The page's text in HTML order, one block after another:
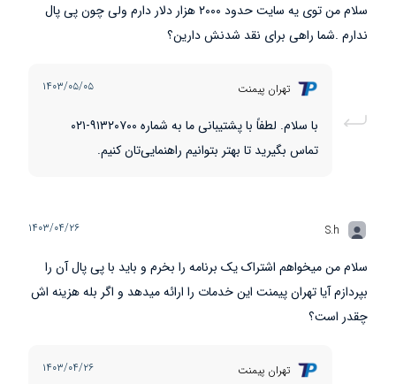
سلام من توی یه سایت حدود ۲۰۰۰ هزار دلار دارم ولی چون پی پال
ندارم .شما راهی برای نقد شدنش دارین؟
تهران پیمنت ۱۴۰۳/۰۵/۰۵
با سلام. لطفاً با پشتیبانی ما به شماره ۹۱۳۲۰۷۰۰-۰۲۱
تماس بگیرید تا بهتر بتوانیم راهنمایی‌تان کنیم.
S.h ۱۴۰۳/۰۴/۲۶
سلام من میخواهم اشتراک یک برنامه را بخرم و باید با پی پال آن را
بپردازم آیا تهران پیمنت این خدمات را ارائه میدهد و اگر بله هزینه اش
چقدر است؟
تهران پیمنت ۱۴۰۳/۰۴/۲۶